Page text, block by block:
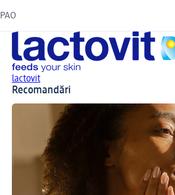
PAO
lactovit
Recomandări